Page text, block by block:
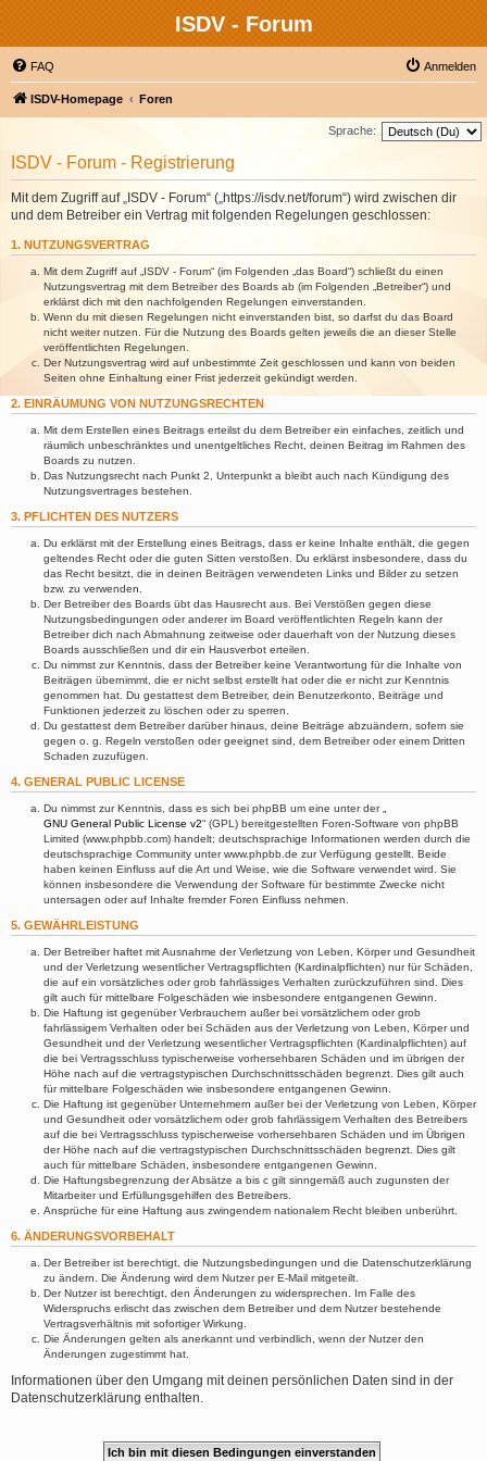
ISDV - Forum
FAQ Anmelden
ISDV-Homepage Foren
Sprache:
ISDV - Forum - Registrierung
Mit dem Zugriff auf „ISDV - Forum“ („https://isdv.net/forum“) wird zwischen dir
und dem Betreiber ein Vertrag mit folgenden Regelungen geschlossen:
1. NUTZUNGSVERTRAG
Mit dem Zugriff auf „ISDV - Forum“ (im Folgenden „das Board“) schließt du einen
Nutzungsvertrag mit dem Betreiber des Boards ab (im Folgenden „Betreiber“) und
erklärst dich mit den nachfolgenden Regelungen einverstanden.
Wenn du mit diesen Regelungen nicht einverstanden bist, so darfst du das Board
nicht weiter nutzen. Für die Nutzung des Boards gelten jeweils die an dieser Stelle
veröffentlichten Regelungen.
Der Nutzungsvertrag wird auf unbestimmte Zeit geschlossen und kann von beiden
Seiten ohne Einhaltung einer Frist jederzeit gekündigt werden.
2. EINRÄUMUNG VON NUTZUNGSRECHTEN
Mit dem Erstellen eines Beitrags erteilst du dem Betreiber ein einfaches, zeitlich und
räumlich unbeschränktes und unentgeltliches Recht, deinen Beitrag im Rahmen des
Boards zu nutzen.
Das Nutzungsrecht nach Punkt 2, Unterpunkt a bleibt auch nach Kündigung des
Nutzungsvertrages bestehen.
3. PFLICHTEN DES NUTZERS
Du erklärst mit der Erstellung eines Beitrags, dass er keine Inhalte enthält, die gegen
geltendes Recht oder die guten Sitten verstoßen. Du erklärst insbesondere, dass du
das Recht besitzt, die in deinen Beiträgen verwendeten Links und Bilder zu setzen
bzw. zu verwenden.
Der Betreiber des Boards übt das Hausrecht aus. Bei Verstößen gegen diese
Nutzungsbedingungen oder anderer im Board veröffentlichten Regeln kann der
Betreiber dich nach Abmahnung zeitweise oder dauerhaft von der Nutzung dieses
Boards ausschließen und dir ein Hausverbot erteilen.
Du nimmst zur Kenntnis, dass der Betreiber keine Verantwortung für die Inhalte von
Beiträgen übernimmt, die er nicht selbst erstellt hat oder die er nicht zur Kenntnis
genommen hat. Du gestattest dem Betreiber, dein Benutzerkonto, Beiträge und
Funktionen jederzeit zu löschen oder zu sperren.
Du gestattest dem Betreiber darüber hinaus, deine Beiträge abzuändern, sofern sie
gegen o. g. Regeln verstoßen oder geeignet sind, dem Betreiber oder einem Dritten
Schaden zuzufügen.
4. GENERAL PUBLIC LICENSE
Du nimmst zur Kenntnis, dass es sich bei phpBB um eine unter der „
GNU General Public License v2“ (GPL) bereitgestellten Foren-Software von phpBB
Limited (www.phpbb.com) handelt; deutschsprachige Informationen werden durch die
deutschsprachige Community unter www.phpbb.de zur Verfügung gestellt. Beide
haben keinen Einfluss auf die Art und Weise, wie die Software verwendet wird. Sie
können insbesondere die Verwendung der Software für bestimmte Zwecke nicht
untersagen oder auf Inhalte fremder Foren Einfluss nehmen.
5. GEWÄHRLEISTUNG
Der Betreiber haftet mit Ausnahme der Verletzung von Leben, Körper und Gesundheit
und der Verletzung wesentlicher Vertragspflichten (Kardinalpflichten) nur für Schäden,
die auf ein vorsätzliches oder grob fahrlässiges Verhalten zurückzuführen sind. Dies
gilt auch für mittelbare Folgeschäden wie insbesondere entgangenen Gewinn.
Die Haftung ist gegenüber Verbrauchern außer bei vorsätzlichem oder grob
fahrlässigem Verhalten oder bei Schäden aus der Verletzung von Leben, Körper und
Gesundheit und der Verletzung wesentlicher Vertragspflichten (Kardinalpflichten) auf
die bei Vertragsschluss typischerweise vorhersehbaren Schäden und im übrigen der
Höhe nach auf die vertragstypischen Durchschnittsschäden begrenzt. Dies gilt auch
für mittelbare Folgeschäden wie insbesondere entgangenen Gewinn.
Die Haftung ist gegenüber Unternehmern außer bei der Verletzung von Leben, Körper
und Gesundheit oder vorsätzlichem oder grob fahrlässigem Verhalten des Betreibers
auf die bei Vertragsschluss typischerweise vorhersehbaren Schäden und im Übrigen
der Höhe nach auf die vertragstypischen Durchschnittsschäden begrenzt. Dies gilt
auch für mittelbare Schäden, insbesondere entgangenen Gewinn.
Die Haftungsbegrenzung der Absätze a bis c gilt sinngemäß auch zugunsten der
Mitarbeiter und Erfüllungsgehilfen des Betreibers.
Ansprüche für eine Haftung aus zwingendem nationalem Recht bleiben unberührt.
6. ÄNDERUNGSVORBEHALT
Der Betreiber ist berechtigt, die Nutzungsbedingungen und die Datenschutzerklärung
zu ändern. Die Änderung wird dem Nutzer per E-Mail mitgeteilt.
Der Nutzer ist berechtigt, den Änderungen zu widersprechen. Im Falle des
Widerspruchs erlischt das zwischen dem Betreiber und dem Nutzer bestehende
Vertragsverhältnis mit sofortiger Wirkung.
Die Änderungen gelten als anerkannt und verbindlich, wenn der Nutzer den
Änderungen zugestimmt hat.
Informationen über den Umgang mit deinen persönlichen Daten sind in der
Datenschutzerklärung enthalten.